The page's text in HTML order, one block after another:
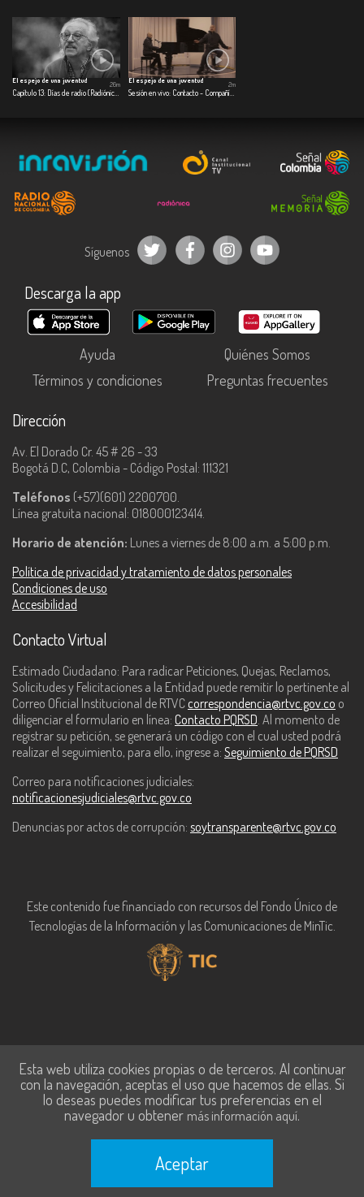
El espejo de una juventud
26m
El espejo de una juventud
Sesión en vivo: Contacto - Compañía Ilimitada
2m
Síguenos
Descarga la app
Ayuda
Quiénes Somos
Términos y condiciones
Preguntas frecuentes
Dirección
Av. El Dorado Cr. 45 # 26 - 33
Bogotá D.C, Colombia - Código Postal: 111321
Teléfonos (+57)(601) 2200700.
Línea gratuita nacional: 018000123414.
Horario de atención: Lunes a viernes de 8:00 a.m. a 5:00 p.m.
Política de privacidad y tratamiento de datos personales
Condiciones de uso
Accesibilidad
Contacto Virtual
Estimado Ciudadano: Para radicar Peticiones, Quejas, Reclamos,
Solicitudes y Felicitaciones a la Entidad puede remitir lo pertinente al
Correo Oficial Institucional de RTVC correspondencia@rtvc.gov.co o
diligenciar el formulario en línea: Contacto PQRSD . Al momento de
registrar su petición, se generará un código con el cual usted podrá
realizar el seguimiento, para ello, ingrese a: Seguimiento de PQRSD
Correo para notificaciones judiciales:
notificacionesjudiciales@rtvc.gov.co
Denuncias por actos de corrupción: soytransparente@rtvc.gov.co
Este contenido fue financiado con recursos del Fondo Único de
Tecnologías de la Información y las Comunicaciones de MinTic.
Esta web utiliza cookies propias o de terceros. Al continuar
con la navegación, aceptas el uso que hacemos de ellas. Si
lo deseas puedes modificar tus preferencias en el
navegador u obtener más información aquí.
Aceptar